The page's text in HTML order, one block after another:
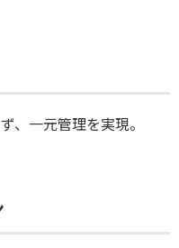
、一元管理を実現。